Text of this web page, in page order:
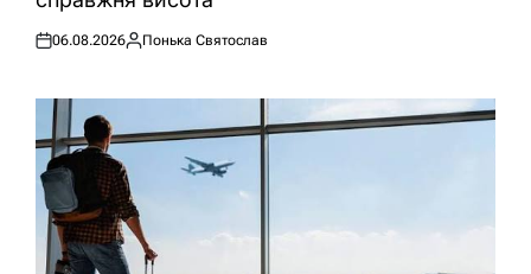
Оприлюднено
06.08.2026
Опубліковано
Понька Святослав